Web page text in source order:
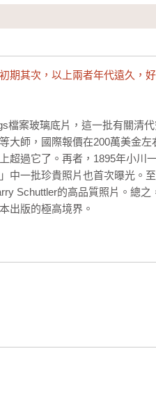
期其次，以上兩者年代遠久，
檔案玻璃底片，這一批有關清
大師，國際報價在200萬美金
超過它了。再者，1895年小川
中一批珍貴照片也首次曝光。
Schuttler的高品質照片。總
出版的極高境界。